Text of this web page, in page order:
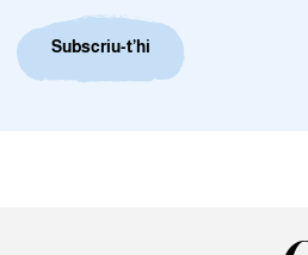
Subscriu-t’hi